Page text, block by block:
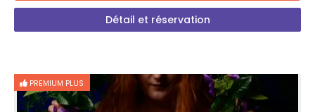
Détail et réservation
PREMIUM PLUS